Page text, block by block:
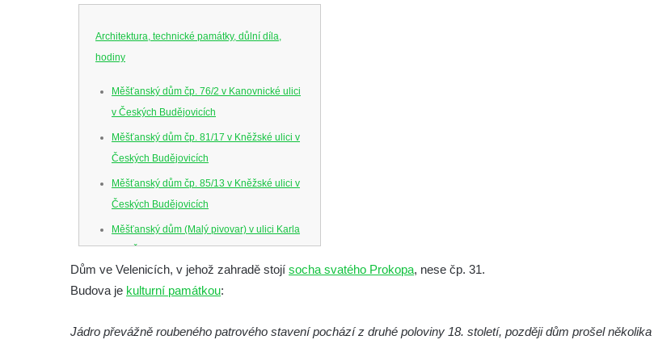
Architektura, technické památky, důlní díla,
hodiny
Měšťanský dům čp. 76/2 v Kanovnické ulici
v Českých Budějovicích
Měšťanský dům čp. 81/17 v Kněžské ulici v
Českých Budějovicích
Měšťanský dům čp. 85/13 v Kněžské ulici v
Českých Budějovicích
Měšťanský dům (Malý pivovar) v ulici Karla
IV. v Českých Budějovicích
Dům U Ferusů na Senovážném náměstí v
Českých Budějovicích
Dům ve Velenicích, v jehož zahradě stojí socha svatého Prokopa, nese čp. 31.
Budova je kulturní památkou:
Jádro převážně roubeného patrového stavení pochází z druhé poloviny 18. století, později dům prošel několika